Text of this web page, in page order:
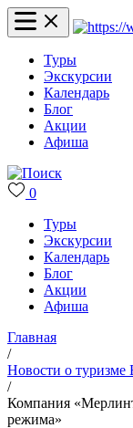
Туры
Экскурсии
Календарь
Блог
Акции
Афиша
0
Туры
Экскурсии
Календарь
Блог
Акции
Афиша
Главная
/
Новости о туризме
/
Компания
режима»